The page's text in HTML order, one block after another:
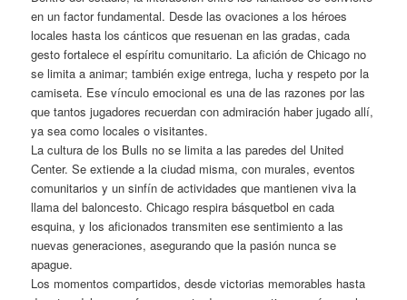
en un factor fundamental. Desde las ovaciones a los héroes
locales hasta los cánticos que resuenan en las gradas, cada
gesto fortalece el espíritu comunitario. La afición de Chicago no
se limita a animar; también exige entrega, lucha y respeto por la
camiseta. Ese vínculo emocional es una de las razones por las
que tantos jugadores recuerdan con admiración haber jugado allí,
ya sea como locales o visitantes.
La cultura de los Bulls no se limita a las paredes del United
Center. Se extiende a la ciudad misma, con murales, eventos
comunitarios y un sinfín de actividades que mantienen viva la
llama del baloncesto. Chicago respira básquetbol en cada
esquina, y los aficionados transmiten ese sentimiento a las
nuevas generaciones, asegurando que la pasión nunca se
apague.
Los momentos compartidos, desde victorias memorables hasta